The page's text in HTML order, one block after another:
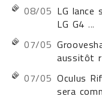
08/05 LG lance
LG G4 ...
07/05
aussitôt
07/05 Oculus
sera